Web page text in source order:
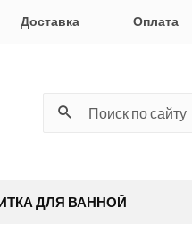
Доставка Оплата
ДЛЯ ВАННОЙ